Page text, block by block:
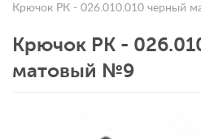
Крючок РК - 026.010.010 черный
Крючок РК -
матовый №9